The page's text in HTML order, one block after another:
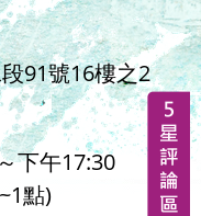
91號16樓之2
下午17:30
點)